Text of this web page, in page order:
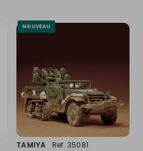
NOUVEAU
TAMIYA
Ref. 35081